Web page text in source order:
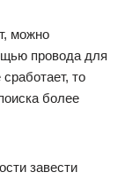
можно
провода для
то
более
завести